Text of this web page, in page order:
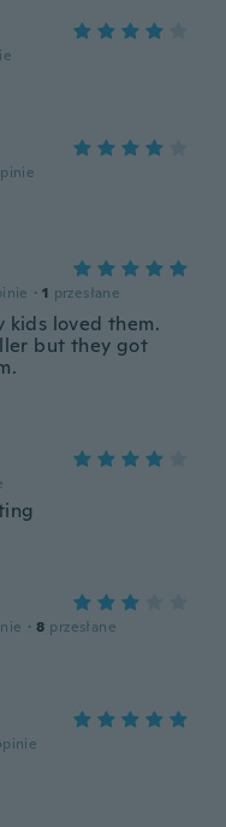
· 1 przesłane
kids loved them.
but they got
· 8 przesłane